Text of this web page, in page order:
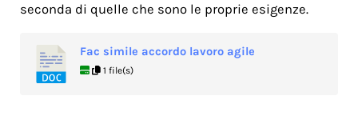
seconda di quelle che sono le proprie esigenze.
Fac simile accordo lavoro agile
1 file(s)